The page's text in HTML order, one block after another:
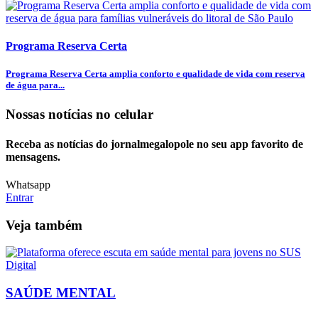
Programa Reserva Certa
Programa Reserva Certa amplia conforto e qualidade de vida com reserva
de água para...
Nossas notícias no celular
Receba as notícias do jornalmegalopole no seu app favorito de
mensagens.
Whatsapp
Entrar
Veja também
SAÚDE MENTAL